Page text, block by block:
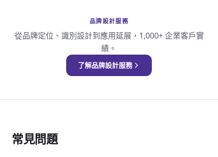
品牌設計服務
從品牌定位、識別設計到應用延展，1,000+ 企業客戶實
績。
了解品牌設計服務
常見問題